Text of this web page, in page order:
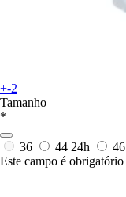
+-2
Tamanho
*
36 44 24h 46
Este campo é obrigatório